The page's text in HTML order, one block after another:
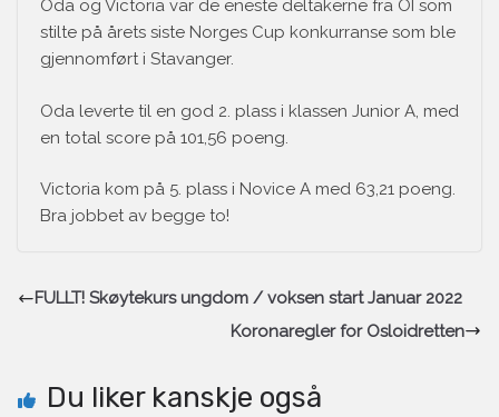
Oda og Victoria var de eneste deltakerne fra OI som
stilte på årets siste Norges Cup konkurranse som ble
gjennomført i Stavanger.
Oda leverte til en god 2. plass i klassen Junior A, med
en total score på 101,56 poeng.
Victoria kom på 5. plass i Novice A med 63,21 poeng.
Bra jobbet av begge to!
FULLT! Skøytekurs ungdom / voksen start Januar 2022
Koronaregler for Osloidretten
Du liker kanskje også